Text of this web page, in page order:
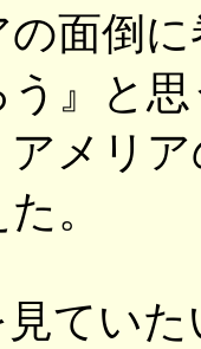
面倒
う』と
メリ
。
てい